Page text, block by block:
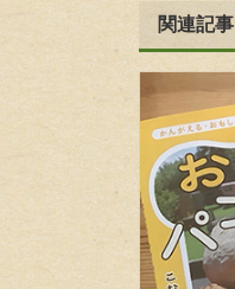
関連記事